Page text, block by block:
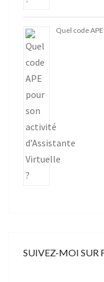
Quel code
SUIVEZ-MOI SUR